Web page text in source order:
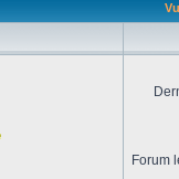
Forum